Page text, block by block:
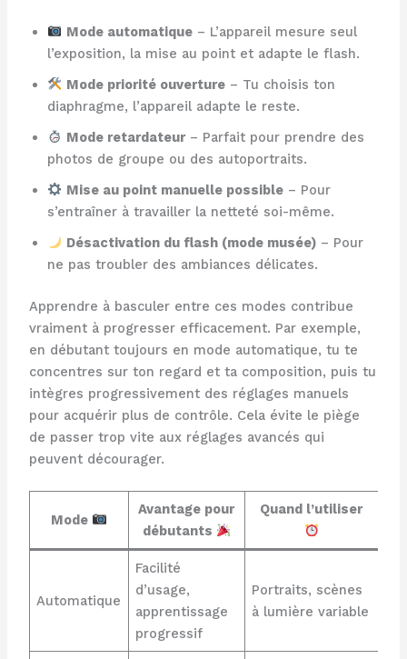
Mode automatique – L’appareil mesure seul
l’exposition, la mise au point et adapte le flash.
Mode priorité ouverture – Tu choisis ton
diaphragme, l’appareil adapte le reste.
Mode retardateur– Parfait pour prendre des
photos de groupe ou des autoportraits.
Mise au point manuelle possible – Pour
s’entraîner à travailler la netteté soi-même.
Désactivation du flash (mode musée) – Pour
ne pas troubler des ambiances délicates.
Apprendre à basculer entre ces modes contribue
vraiment à progresser efficacement. Par exemple,
en débutant toujours en mode automatique, tu te
concentres sur ton regard et ta composition, puis tu
intègres progressivement des réglages manuels
pour acquérir plus de contrôle. Cela évite le piège
de passer trop vite aux réglages avancés qui
peuvent décourager.
Mode
Avantage pour
débutants
Quand l’utiliser
Automatique
Facilité
d’usage,
apprentissage
progressif
Portraits, scènes
à lumière variable